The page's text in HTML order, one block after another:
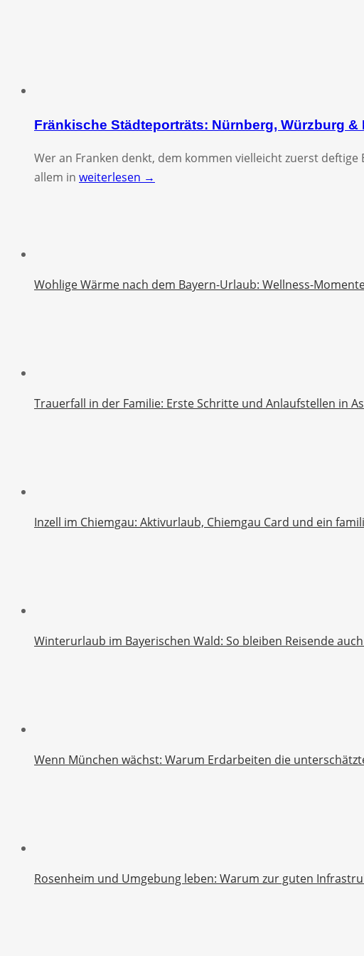
Fränkische Städteporträts: Nürnberg, Würzburg &
Wer an Franken denkt, dem kommen vielleicht zuerst
allem in weiterlesen →
Wohlige Wärme nach dem Bayern-Urlaub: Wellness-
Trauerfall in der Familie: Erste Schritte und Anlaufstellen in
Inzell im Chiemgau: Aktivurlaub, Chiemgau Card und ein
Winterurlaub im Bayerischen Wald: So bleiben Reisende
Wenn München wächst: Warum Erdarbeiten die
Rosenheim und Umgebung leben: Warum zur guten